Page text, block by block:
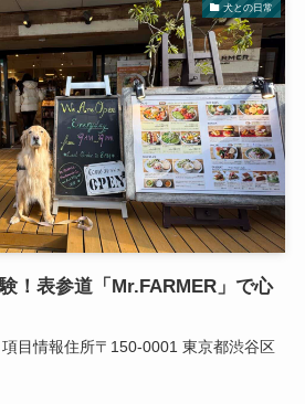
犬との日常
！表参道「Mr.FARMER」で心
目情報住所〒150-0001 東京都渋谷区